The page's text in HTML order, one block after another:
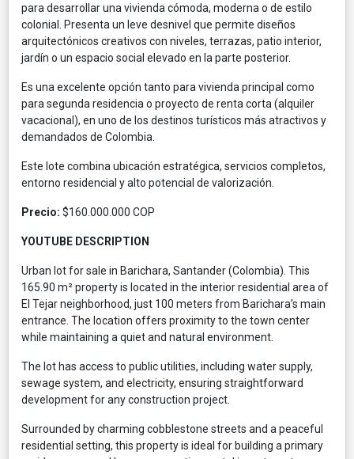
para desarrollar una vivienda cómoda, moderna o de estilo
colonial. Presenta un leve desnivel que permite diseños
arquitectónicos creativos con niveles, terrazas, patio interior,
jardín o un espacio social elevado en la parte posterior.
Es una excelente opción tanto para vivienda principal como
para segunda residencia o proyecto de renta corta (alquiler
vacacional), en uno de los destinos turísticos más atractivos y
demandados de Colombia.
Este lote combina ubicación estratégica, servicios completos,
entorno residencial y alto potencial de valorización.
Precio: $160.000.000 COP
YOUTUBE DESCRIPTION
Urban lot for sale in Barichara, Santander (Colombia). This
165.90 m² property is located in the interior residential area of
El Tejar neighborhood, just 100 meters from Barichara’s main
entrance. The location offers proximity to the town center
while maintaining a quiet and natural environment.
The lot has access to public utilities, including water supply,
sewage system, and electricity, ensuring straightforward
development for any construction project.
Surrounded by charming cobblestone streets and a peaceful
residential setting, this property is ideal for building a primary